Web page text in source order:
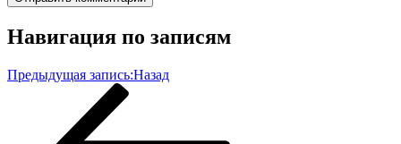
Навигация по записям
Предыдущая запись:Назад